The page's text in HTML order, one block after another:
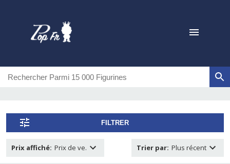
FILTRER
Prix affiché: Prix de ve. Trier par: Plus récent